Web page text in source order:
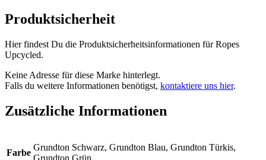
Produktsicherheit
Hier findest Du die Produktsicherheitsinformationen für Ropes
Upcycled.
Keine Adresse für diese Marke hinterlegt.
Falls du weitere Informationen benötigst, kontaktiere uns hier.
Zusätzliche Informationen
Farbe
Grundton Schwarz, Grundton Blau, Grundton Türkis,
Grundton Grün